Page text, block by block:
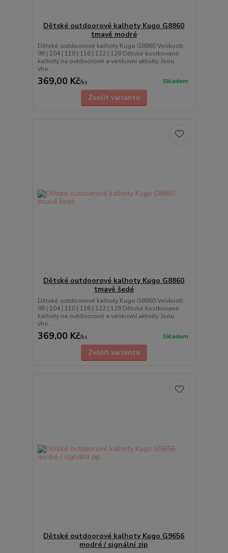
Dětské outdoorové kalhoty Kugo G8860
tmavě modré
Dětské outdoorové kalhoty Kugo G8860 Velikosti:
98 | 104 | 110 | 116 | 122 | 128 Dětské kostkované
kalhoty na outdoorové a venkovní aktivity. Jsou
vho...
369,00 Kč/ks Skladem
Zvolit variantu
Dětské outdoorové kalhoty Kugo G8860
tmavě šedé
Dětské outdoorové kalhoty Kugo G8860 Velikosti:
98 | 104 | 110 | 116 | 122 | 128 Dětské kostkované
kalhoty na outdoorové a venkovní aktivity. Jsou
vho...
369,00 Kč/ks Skladem
Zvolit variantu
Dětské outdoorové kalhoty Kugo G9656
modré / signální zip